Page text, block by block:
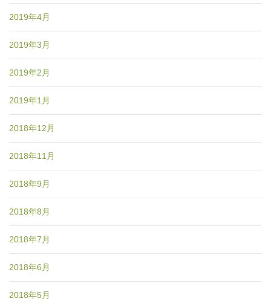
2019年4月
2019年3月
2019年2月
2019年1月
2018年12月
2018年11月
2018年9月
2018年8月
2018年7月
2018年6月
2018年5月